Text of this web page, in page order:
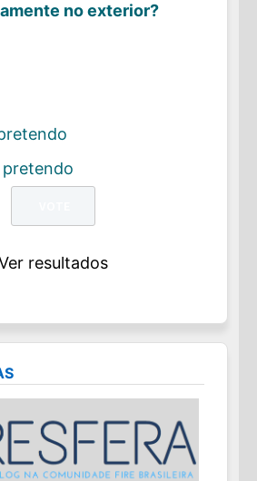
no exterior?
resultados